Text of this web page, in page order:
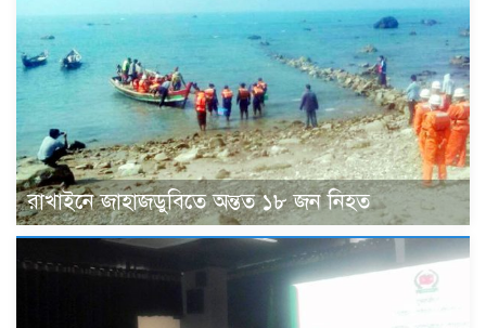
রাখাইনে জাহাজডুবিতে অন্তত ১৮ জন নিহত